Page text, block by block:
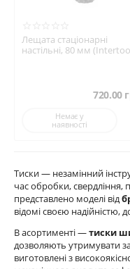
Лещата стаціонарні
настільні, 80 мм
720.00
Немає у
наявності
Тиски — незамінний
час обробки, свердління,
представлено моделі від
відомі своєю надійністю,
В асортименті —тиски
дозволяють утримувати
виготовлені з